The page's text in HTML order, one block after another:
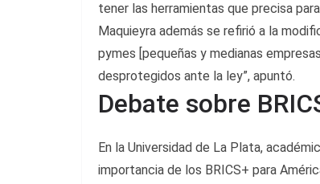
tener las herramientas que precisa
Maquieyra además se refirió a la
pymes [pequeñas y medianas
desprotegidos ante la ley”, apuntó.
Debate sobre
En la Universidad de La Plata,
importancia de los BRICS+ para